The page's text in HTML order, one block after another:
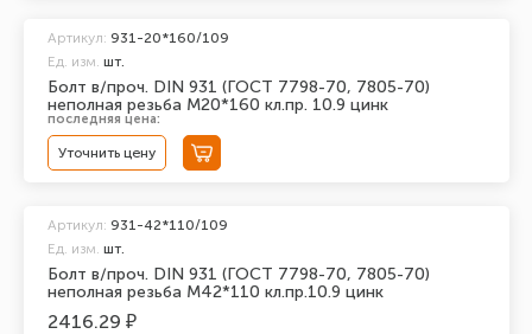
Болт в/проч. DIN 931 (ГОСТ 7798-70, 7805-70)
неполная резьба М20*160 кл.пр. 10.9 цинк
Артикул: 931-20*160/109
Ед. изм. шт.
последняя цена:
Уточнить цену
Болт в/проч. DIN 931 (ГОСТ 7798-70, 7805-70)
неполная резьба М42*110 кл.пр.10.9 цинк
Артикул: 931-42*110/109
Ед. изм. шт.
2416.29 ₽